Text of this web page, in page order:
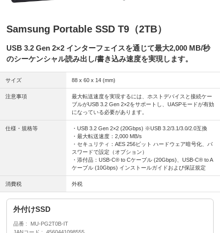
Samsung Portable SSD T9（2TB）
USB 3.2 Gen 2×2 インターフェイスを通じて最大2,000 MB/秒
のシーケンシャル読み出し/書き込み速度を実現します。
サイズ 88 x 60 x 14 (mm)
注意事項
最大転送速度を実現するには、ホストデバイスと接続ケー
ブルがUSB 3.2 Gen 2×2をサポートし、UASPモードが有効
になっている必要があります。
仕様・規格等
・USB 3.2 Gen 2×2 (20Gbps) ※USB 3.2/3.1/3.0/2.0互換
・最大転送速度：2,000 MB/s
・セキュリティ：AES 256ビット ハードウェア暗号化、パ
スワードで設定（オプション）
・添付品：USB-C® to Cケーブル (20Gbps)、USB-C® to A
ケーブル (10Gbps) インストールガイドおよび保証規定
消費税 外税
外付けSSD
品番
MU-PG2T0B-IT